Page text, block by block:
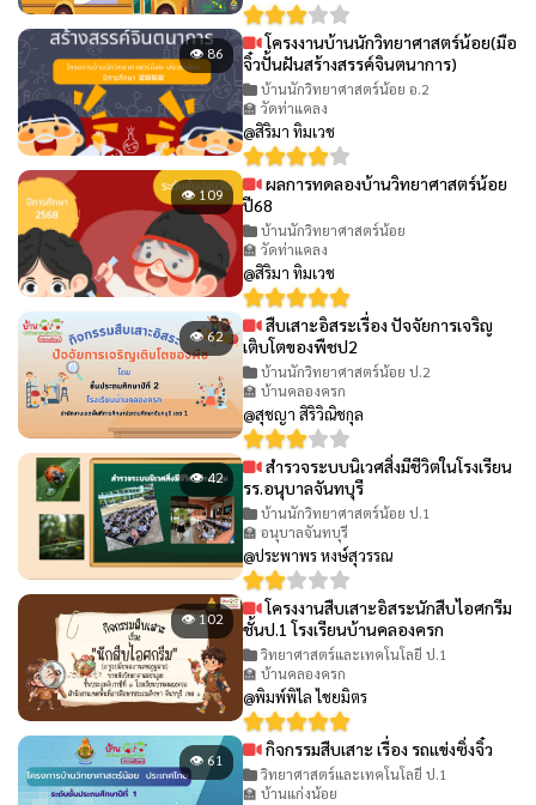
👁 86
โครงงานบ้านนักวิทยาศาสตร์น้อย(มือ
จิ๋วปั้นฝันสร้างสรรค์จินตนาการ)
บ้านนักวิทยาศาสตร์น้อย อ.2
🏫 วัดท่าแคลง
@สิริมา ทิมเวช
👁 109
ผลการทดลองบ้านวิทยาศาสตร์น้อย
ปี68
บ้านนักวิทยาศาสตร์น้อย
🏫 วัดท่าแคลง
@สิริมา ทิมเวช
👁 62
สืบเสาะอิสระเรื่อง ปัจจัยการเจริญ
เติบโตของพืชป2
บ้านนักวิทยาศาสตร์น้อย ป.2
🏫 บ้านคลองครก
@สุชญา สิริวิณิชกุล
👁 42
สำรวจระบบนิเวศสิ่งมีชีวิตในโรงเรียน
รร.อนุบาลจันทบุรี
บ้านนักวิทยาศาสตร์น้อย ป.1
🏫 อนุบาลจันทบุรี
@ประพาพร หงษ์สุวรรณ
👁 102
โครงงานสืบเสาะอิสระนักสืบไอศกรีม
ชั้นป.1 โรงเรียนบ้านคลองครก
วิทยาศาสตร์และเทคโนโลยี ป.1
🏫 บ้านคลองครก
@พิมพ์พิไล ไชยมิตร
👁 61 กิจกรรมสืบเสาะ เรื่อง รถแข่งซิ่งจิ๋ว
วิทยาศาสตร์และเทคโนโลยี ป.1
🏫 บ้านแก่งน้อย